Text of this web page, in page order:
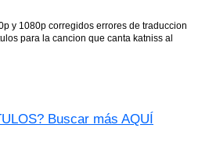
y 1080p corregidos errores de traduccion
para la cancion que canta katniss al
Buscar más AQUÍ